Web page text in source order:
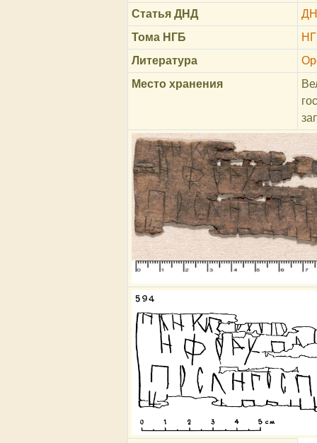
Статья ДНД
Тома НГБ
Литература
Место хранения